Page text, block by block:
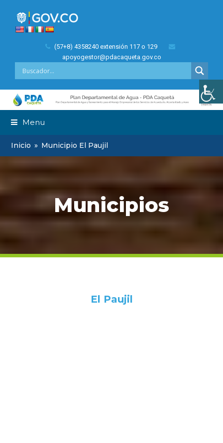
(57+8) 4358240 extensión 117 o 129
apoyogestor@pdacaqueta.gov.co
Menu
Inicio » Municipio El Paujil
Municipios
El Paujil